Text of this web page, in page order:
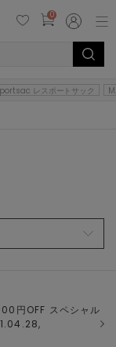
0
レスポートサック
円OFF スペシャル